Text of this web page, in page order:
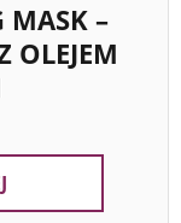
MASK –
OLEJEM